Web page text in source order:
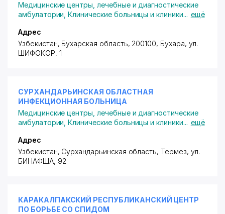
Медицинские центры, лечебные и диагностические
амбулатории ,Клинические больницы и клиники... ещё
Адрес
Узбекистан, Бухарская область, 200100, Бухара, ул.
ШИФОКОР, 1
СУРХАНДАРЬИНСКАЯ ОБЛАСТНАЯ
ИНФЕКЦИОННАЯ БОЛЬНИЦА
Медицинские центры, лечебные и диагностические
амбулатории ,Клинические больницы и клиники... ещё
Адрес
Узбекистан, Сурхандарьинская область, Термез, ул.
БИНАФША, 92
КАРАКАЛПАКСКИЙ РЕСПУБЛИКАНСКИЙ ЦЕНТР
ПО БОРЬБЕ СО СПИДОМ